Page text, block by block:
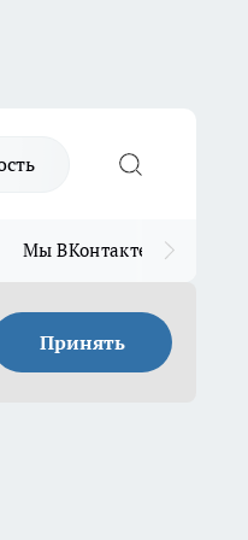
Мы ВКонтакте
Принять